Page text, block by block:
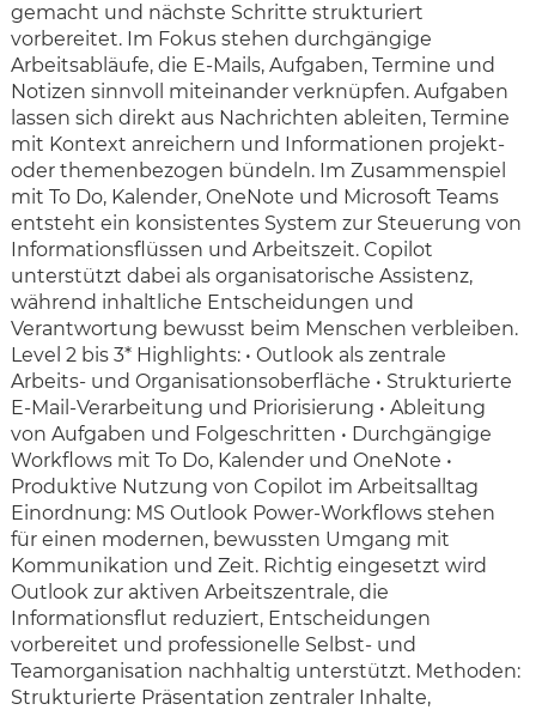
gemacht und nächste Schritte strukturiert
vorbereitet. Im Fokus stehen durchgängige
Arbeitsabläufe, die E-Mails, Aufgaben, Termine und
Notizen sinnvoll miteinander verknüpfen. Aufgaben
lassen sich direkt aus Nachrichten ableiten, Termine
mit Kontext anreichern und Informationen projekt-
oder themenbezogen bündeln. Im Zusammenspiel
mit To Do, Kalender, OneNote und Microsoft Teams
entsteht ein konsistentes System zur Steuerung von
Informationsflüssen und Arbeitszeit. Copilot
unterstützt dabei als organisatorische Assistenz,
während inhaltliche Entscheidungen und
Verantwortung bewusst beim Menschen verbleiben.
Level 2 bis 3* Highlights: • Outlook als zentrale
Arbeits- und Organisationsoberfläche • Strukturierte
E-Mail-Verarbeitung und Priorisierung • Ableitung
von Aufgaben und Folgeschritten • Durchgängige
Workflows mit To Do, Kalender und OneNote •
Produktive Nutzung von Copilot im Arbeitsalltag
Einordnung: MS Outlook Power-Workflows stehen
für einen modernen, bewussten Umgang mit
Kommunikation und Zeit. Richtig eingesetzt wird
Outlook zur aktiven Arbeitszentrale, die
Informationsflut reduziert, Entscheidungen
vorbereitet und professionelle Selbst- und
Teamorganisation nachhaltig unterstützt. Methoden:
Strukturierte Präsentation zentraler Inhalte,